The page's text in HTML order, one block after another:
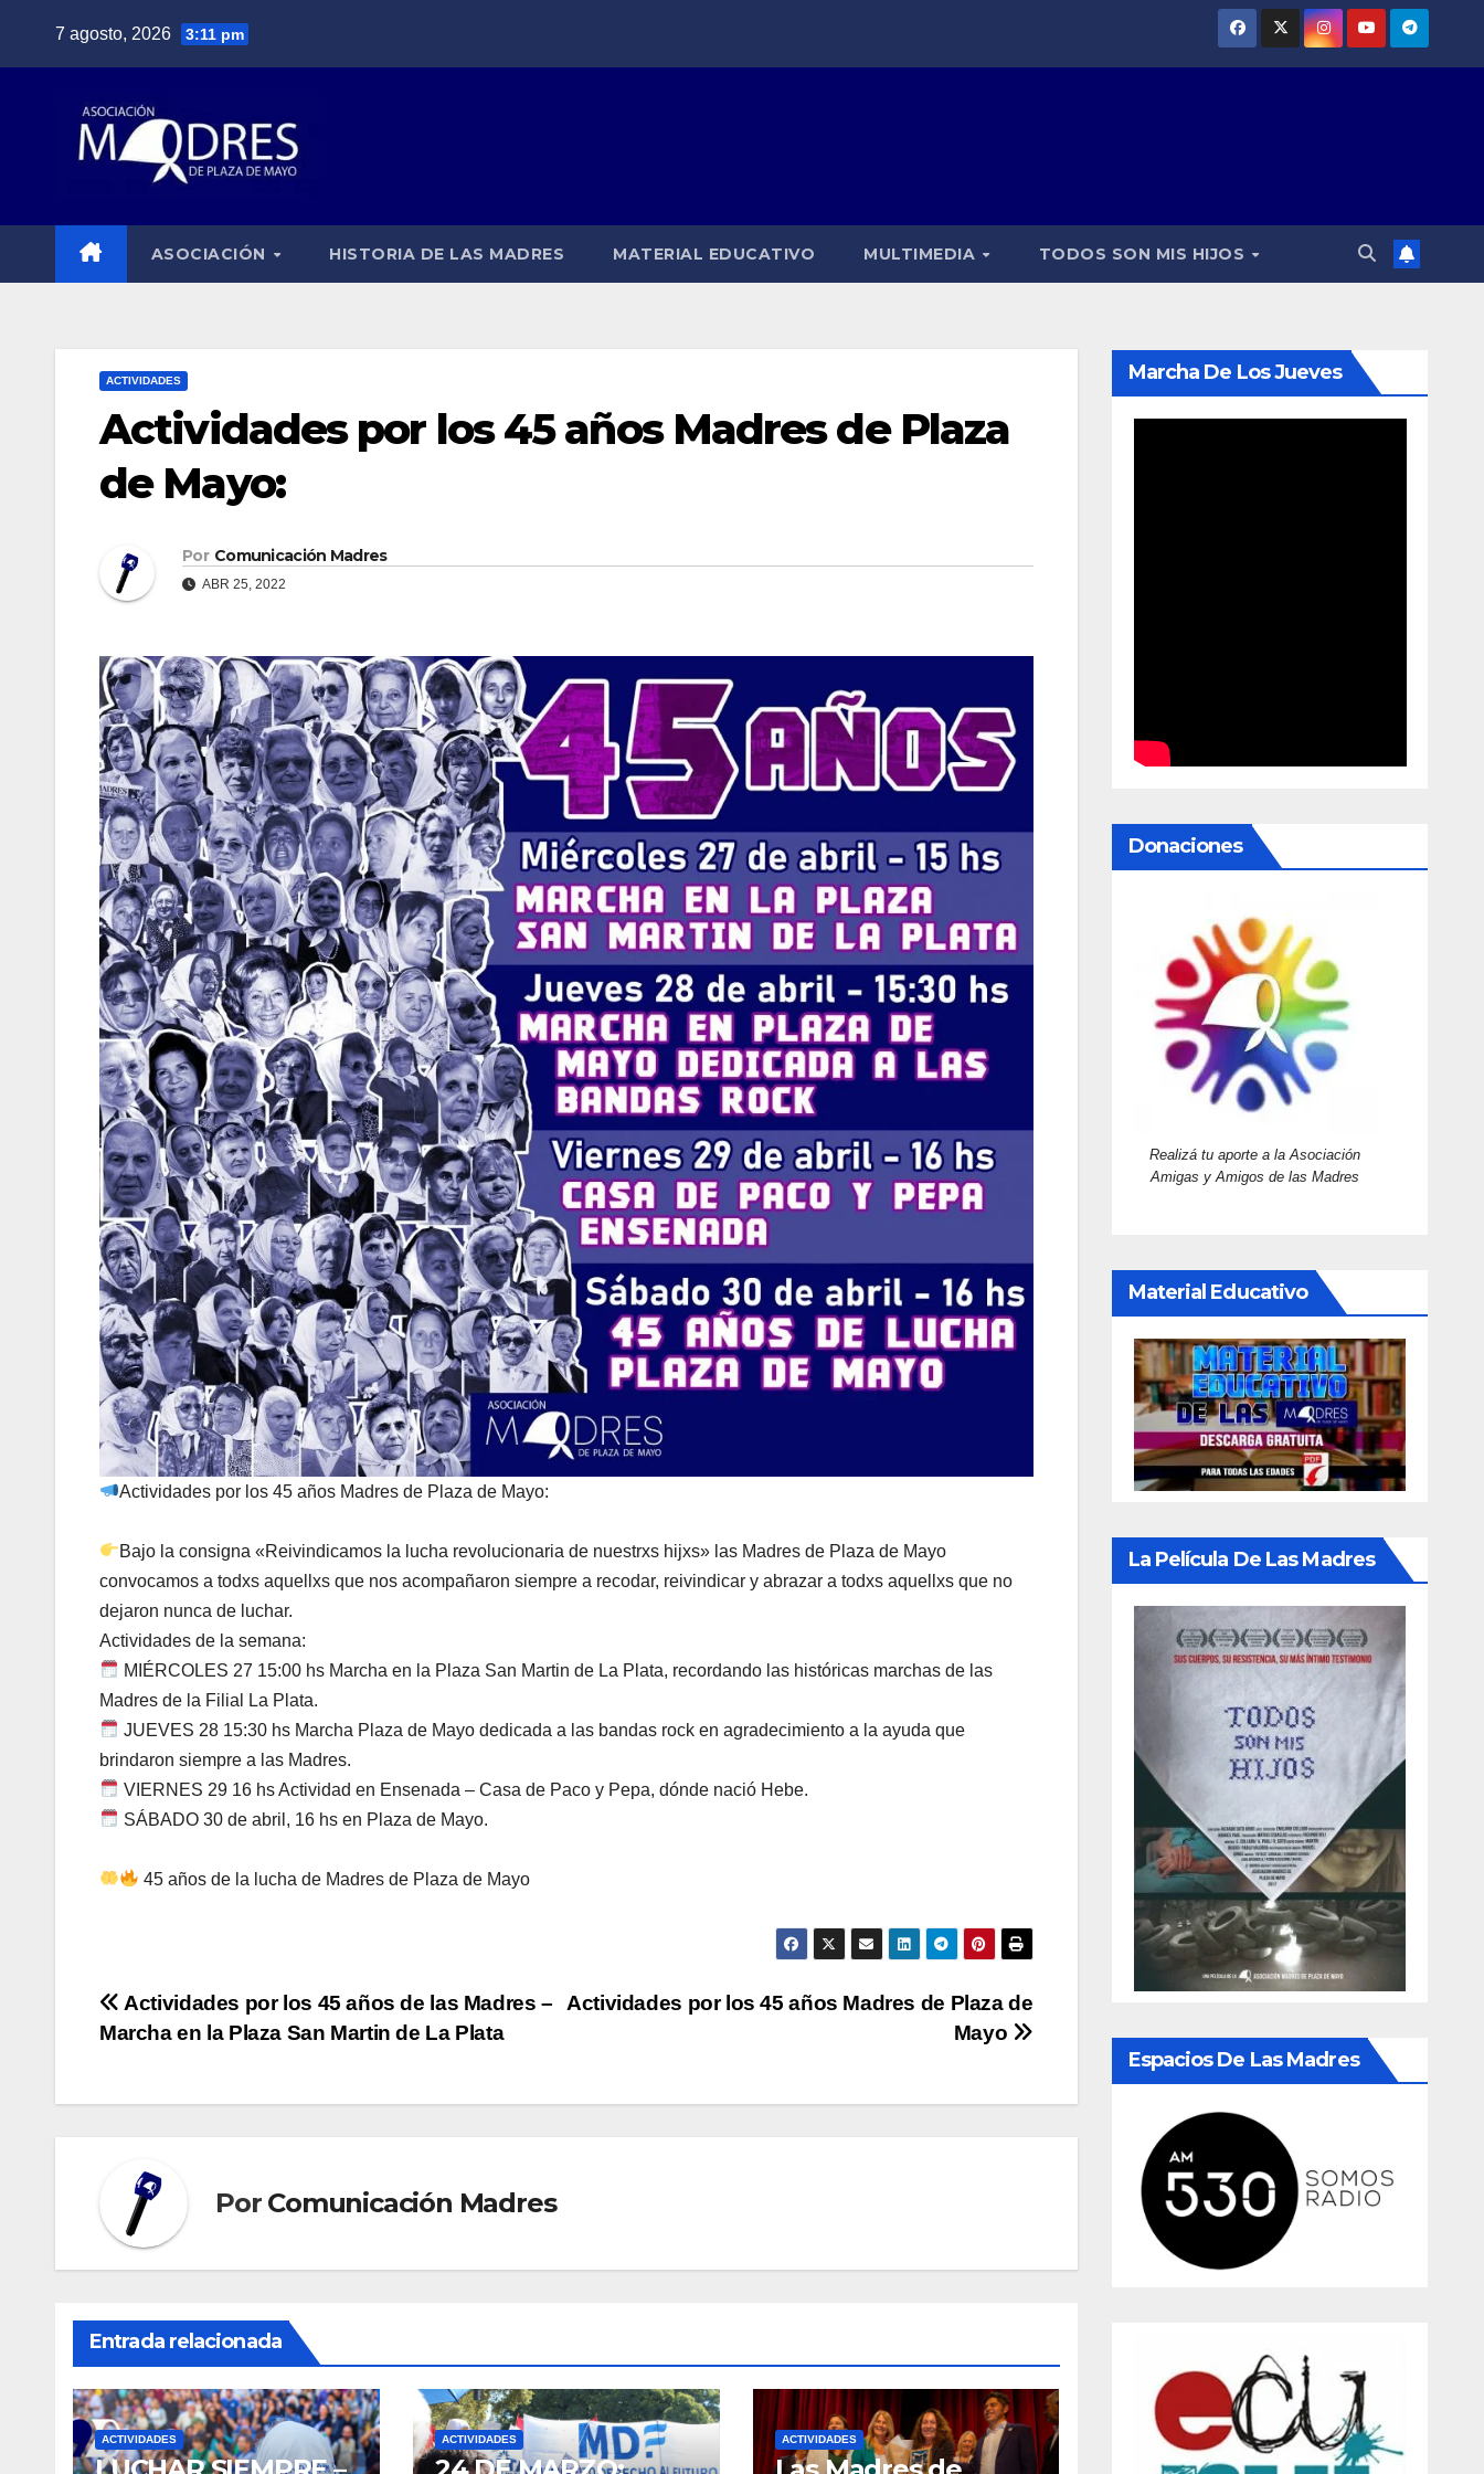
7 agosto, 2026 3:11 pm
ASOCIACIÓN HISTORIA DE LAS MADRES MATERIAL EDUCATIVO MULTIMEDIA TODOS SON MIS HIJOS
ACTIVIDADES
Actividades por los 45 años Madres de Plaza
de Mayo:
Por Comunicación Madres
ABR 25, 2022
Actividades por los 45 años Madres de Plaza de Mayo:
Bajo la consigna «Reivindicamos la lucha revolucionaria de nuestrxs hijxs» las Madres de Plaza de Mayo
convocamos a todxs aquellxs que nos acompañaron siempre a recodar, reivindicar y abrazar a todxs aquellxs que no
dejaron nunca de luchar.
Actividades de la semana:
MIÉRCOLES 27 15:00 hs Marcha en la Plaza San Martin de La Plata, recordando las históricas marchas de las
Madres de la Filial La Plata.
JUEVES 28 15:30 hs Marcha Plaza de Mayo dedicada a las bandas rock en agradecimiento a la ayuda que
brindaron siempre a las Madres.
VIERNES 29 16 hs Actividad en Ensenada – Casa de Paco y Pepa, dónde nació Hebe.
SÁBADO 30 de abril, 16 hs en Plaza de Mayo.
45 años de la lucha de Madres de Plaza de Mayo
Navegación
entradas
Actividades por los 45 años Madres de Plaza de
Mayo
Actividades por los 45 años de las Madres –
Marcha en la Plaza San Martin de La Plata
Por Comunicación Madres
Entrada relacionada
ACTIVIDADES ACTIVIDADES ACTIVIDADES
Marcha De Los Jueves
Donaciones
Realizá tu aporte a la Asociación
Amigas y Amigos de las Madres
Material Educativo
La Película De Las Madres
Espacios De Las Madres